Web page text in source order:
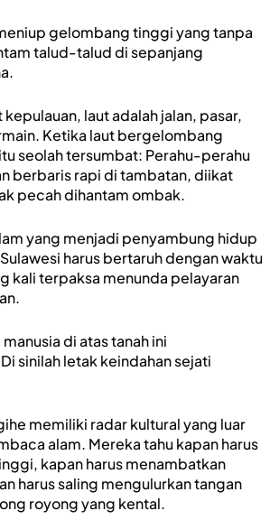
gelombang tinggi yang tanpa
talud-talud di sepanjang
laut adalah jalan, pasar,
Ketika laut bergelombang
seolah tersumbat: Perahu-perahu
berbaris rapi di tambatan, diikat
pecah dihantam ombak.
yang menjadi penyambung hidup
harus bertaruh dengan waktu
kali terpaksa menunda pelayaran
di atas tanah ini
sinilah letak keindahan sejati
memiliki radar kultural yang luar
alam. Mereka tahu kapan harus
kapan harus menambatkan
harus saling mengulurkan tangan
royong yang kental.